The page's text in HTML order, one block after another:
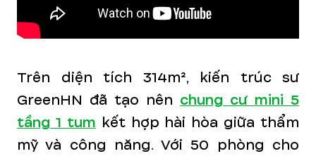
Trên diện tích 314m², kiến trúc sư
GreenHN đã tạo nên chung cư mini 5
tầng 1 tum kết hợp hài hòa giữa thẩm
mỹ và công năng. Với 50 phòng cho